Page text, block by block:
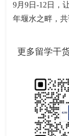
9月9日-12日，
年堰水之畔，
更多留学干